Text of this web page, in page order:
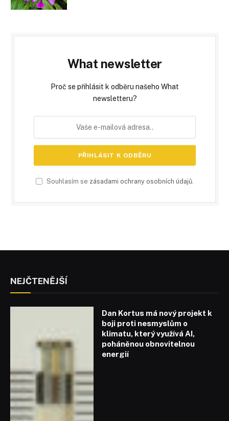
What newsletter
Proč se přihlásit k odběru našeho What
newsletteru?
Souhlasím se zásadami ochrany osobních údajů.
NEJČTENĚJŠÍ
Dan Kortus má nový projekt k
boji proti nesmyslům o
klimatu, který využívá AI,
poháněnou obnovitelnou
energií